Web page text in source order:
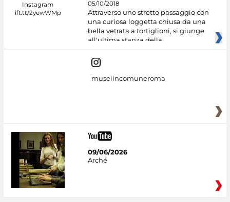
05/10/2018
Attraverso uno stretto passaggio con
una curiosa loggetta chiusa da una
bella vetrata a tortiglioni, si giunge
all'ultima stanza della
museiincomuneroma
09/06/2026
Arché